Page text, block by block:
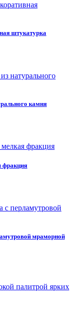
штукатурка
камня
фракция
мраморной